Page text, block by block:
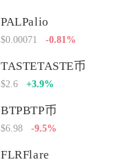
PALPalio
$0.00071 -0.81%
TASTETASTE币
$2.6 +3.9%
BTPBTP币
$6.98 -9.5%
FLRFlare